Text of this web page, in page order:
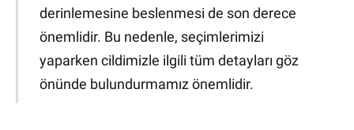
derinlemesine beslenmesi de son derece
önemlidir. Bu nedenle, seçimlerimizi
yaparken cildimizle ilgili tüm detayları göz
önünde bulundurmamız önemlidir.